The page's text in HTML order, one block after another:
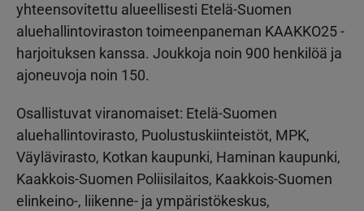
yhteensovitettu alueellisesti Etelä-Suomen
aluehallintoviraston toimeenpaneman KAAKKO25 -
harjoituksen kanssa. Joukkoja noin 900 henkilöä ja
ajoneuvoja noin 150.
Osallistuvat viranomaiset: Etelä-Suomen
aluehallintovirasto, Puolustuskiinteistöt, MPK,
Väylävirasto, Kotkan kaupunki, Haminan kaupunki,
Kaakkois-Suomen Poliisilaitos, Kaakkois-Suomen
elinkeino-, liikenne- ja ympäristökeskus,